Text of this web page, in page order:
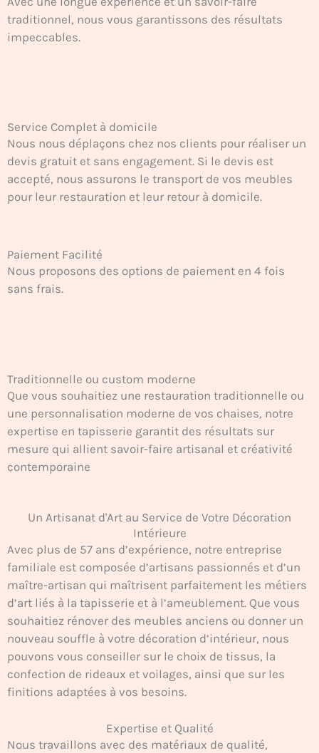
traditionnel, nous vous garantissons des résultats
impeccables.
Service Complet à domicile
Nous nous déplaçons chez nos clients pour réaliser un
devis gratuit et sans engagement. Si le devis est
accepté, nous assurons le transport de vos meubles
pour leur restauration et leur retour à domicile.
Paiement Facilité
Nous proposons des options de paiement en 4 fois
sans frais.
Traditionnelle ou custom moderne
Que vous souhaitiez une restauration traditionnelle ou
une personnalisation moderne de vos chaises, notre
expertise en tapisserie garantit des résultats sur
mesure qui allient savoir-faire artisanal et créativité
contemporaine
Un Artisanat d'Art au Service de Votre Décoration
Intérieure
Avec plus de 57 ans d’expérience, notre entreprise
familiale est composée d’artisans passionnés et d’un
maître-artisan qui maîtrisent parfaitement les métiers
d’art liés à la tapisserie et à l’ameublement. Que vous
souhaitiez rénover des meubles anciens ou donner un
nouveau souffle à votre décoration d’intérieur, nous
pouvons vous conseiller sur le choix de tissus, la
confection de rideaux et voilages, ainsi que sur les
finitions adaptées à vos besoins.
Expertise et Qualité
Nous travaillons avec des matériaux de qualité,